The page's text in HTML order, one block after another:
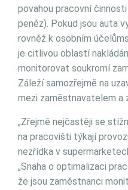
povahou pracovní
peněz). Pokud jsou auta
rovněž k osobním
je citlivou oblastí
monitorovat soukromí
Záleží samozřejmě na
mezi zaměstnavatelem a
„Zřejmě nejčastěji se
na pracovišti týkají
nezřídka v
„Snaha o optimalizaci
že jsou zaměstnanci